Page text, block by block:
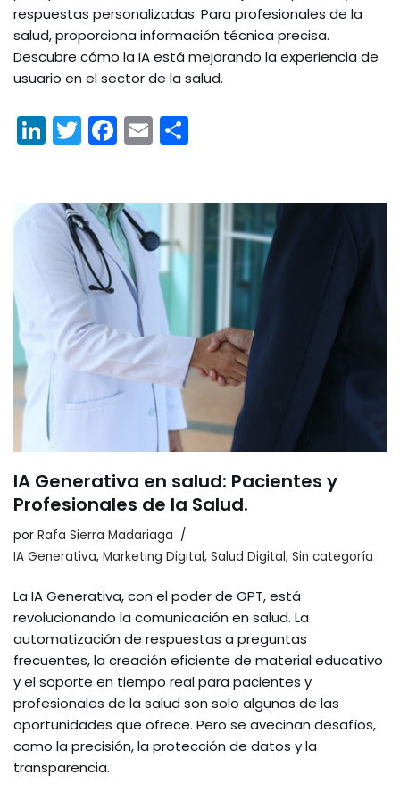
respuestas personalizadas. Para profesionales de la
salud, proporciona información técnica precisa.
Descubre cómo la IA está mejorando la experiencia de
usuario en el sector de la salud.
Li
n
e
dI
T
w
er
F
a
e
b
o
o
k
E
m
l p
ar
tir
IA Generativa en salud: Pacientes y
Profesionales de la Salud.
por Rafa Sierra Madariaga
IA Generativa, Marketing Digital, Salud Digital, Sin categoría
La IA Generativa, con el poder de GPT, está
revolucionando la comunicación en salud. La
automatización de respuestas a preguntas
frecuentes, la creación eficiente de material educativo
y el soporte en tiempo real para pacientes y
profesionales de la salud son solo algunas de las
oportunidades que ofrece. Pero se avecinan desafíos,
como la precisión, la protección de datos y la
transparencia.